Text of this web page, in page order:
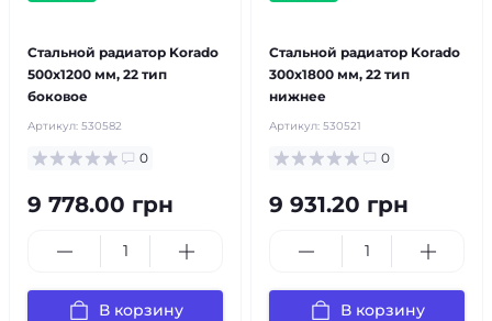
Стальной радиатор Korado
500x1200 мм, 22 тип
боковое
Артикул: 530582
0
9 778.00 грн
В корзину
Стальной радиатор Korado
300x1800 мм, 22 тип
нижнее
Артикул: 530521
0
9 931.20 грн
В корзину